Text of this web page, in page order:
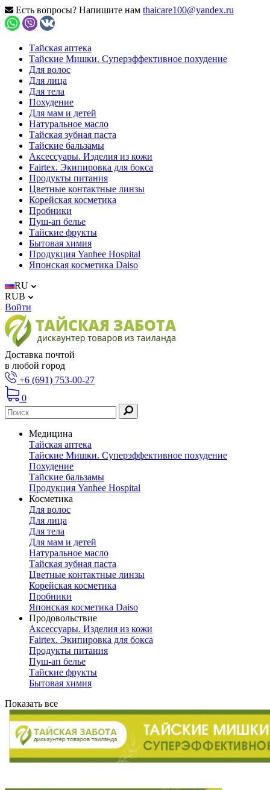
Есть вопросы? Напишите нам thaicare100@yandex.ru
Тайская аптека
Тайские Мишки. Суперэффективное похудение
Для волос
Для лица
Для тела
Похудение
Для мам и детей
Натуральное масло
Тайская зубная паста
Тайские бальзамы
Аксессуары. Изделия из кожи
Fairtex. Экипировка для бокса
Продукты питания
Цветные контактные линзы
Корейская косметика
Пробники
Пуш-ап белье
Тайские фрукты
Бытовая химия
Продукция Yanhee Hospital
Японская косметика Daiso
RU
RUB
Войти
Доставка почтой
в любой город
+6 (691) 753-00-27
0
Медицина
Тайская аптека
Тайские Мишки. Суперэффективное похудение
Похудение
Тайские бальзамы
Продукция Yanhee Hospital
Косметика
Для волос
Для лица
Для тела
Для мам и детей
Натуральное масло
Тайская зубная паста
Цветные контактные линзы
Корейская косметика
Пробники
Японская косметика Daiso
Продовольствие
Аксессуары. Изделия из кожи
Fairtex. Экипировка для бокса
Продукты питания
Пуш-ап белье
Тайские фрукты
Бытовая химия
Показать все